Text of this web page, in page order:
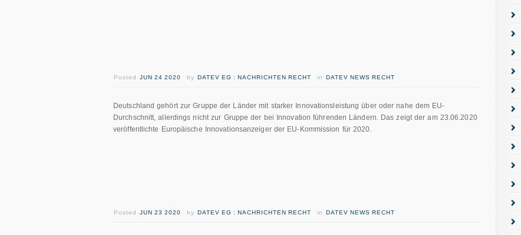
Posted JUN 24 2020 by DATEV EG : NACHRICHTEN RECHT in DATEV NEWS RECHT
Deutschland gehört zur Gruppe der Länder mit starker Innovationsleistung über oder nahe dem EU-
Durchschnitt, allerdings nicht zur Gruppe der bei Innovation führenden Ländern. Das zeigt der am 23.06.2020
veröffentlichte Europäische Innovationsanzeiger der EU-Kommission für 2020.
Posted JUN 23 2020 by DATEV EG : NACHRICHTEN RECHT in DATEV NEWS RECHT